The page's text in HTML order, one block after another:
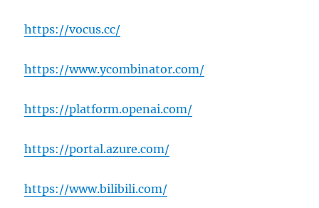
https://vocus.cc/
https://www.ycombinator.com/
https://platform.openai.com/
https://portal.azure.com/
https://www.bilibili.com/